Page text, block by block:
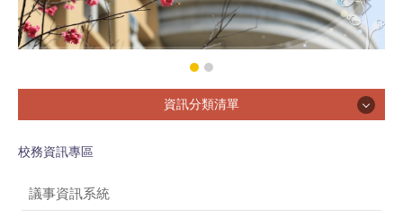
資訊分類清單
校務資訊專區
議事資訊系統